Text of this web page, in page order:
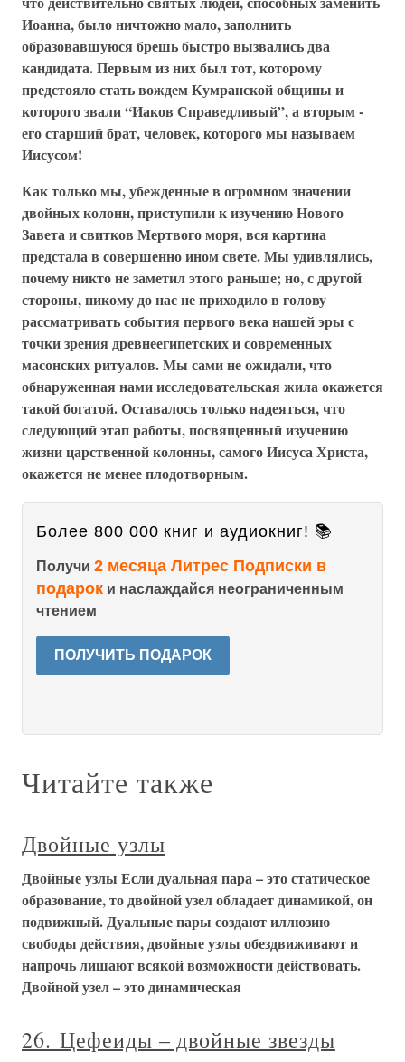
Иоанна, было ничтожно мало, заполнить
образовавшуюся брешь быстро вызвались два
кандидата. Первым из них был тот, которому
предстояло стать вождем Кумранской общины и
которого звали “Иаков Справедливый”, а вторым -
его старший брат, человек, которого мы называем
Иисусом!
Как только мы, убежденные в огромном значении
двойных колонн, приступили к изучению Нового
Завета и свитков Мертвого моря, вся картина
предстала в совершенно ином свете. Мы удивлялись,
почему никто не заметил этого раньше; но, с другой
стороны, никому до нас не приходило в голову
рассматривать события первого века нашей эры с
точки зрения древнеегипетских и современных
масонских ритуалов. Мы сами не ожидали, что
обнаруженная нами исследовательская жила окажется
такой богатой. Оставалось только надеяться, что
следующий этап работы, посвященный изучению
жизни царственной колонны, самого Иисуса Христа,
окажется не менее плодотворным.
Более 800 000 книг и аудиокниг! 📚
Получи 2 месяца Литрес Подписки в
подарок и наслаждайся неограниченным
чтением
ПОЛУЧИТЬ ПОДАРОК
Читайте также
Двойные узлы
Двойные узлы Если дуальная пара – это статическое
образование, то двойной узел обладает динамикой, он
подвижный. Дуальные пары создают иллюзию
свободы действия, двойные узлы обездвиживают и
напрочь лишают всякой возможности действовать.
Двойной узел – это динамическая
26. Цефеиды – двойные звезды